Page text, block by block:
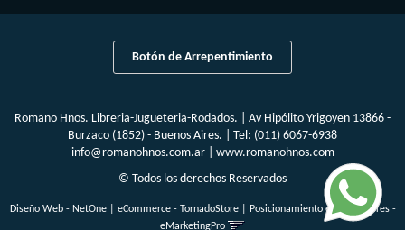
Botón de Arrepentimiento
Romano Hnos. Libreria-Jugueteria-Rodados. | Av Hipólito Yrigoyen 13866 -
Burzaco (1852) - Buenos Aires. | Tel: (011) 6067-6938
info@romanohnos.com.ar| www.romanohnos.com
© Todos los derechos Reservados
Diseño Web - NetOne| eCommerce - TornadoStore|
Posicionamiento en Buscadores -
eMarketingPro